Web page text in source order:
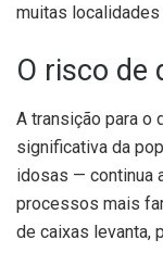
muitas localidades
O risco de
A transição para o
significativa da
idosas — continua
processos mais
de caixas levanta,